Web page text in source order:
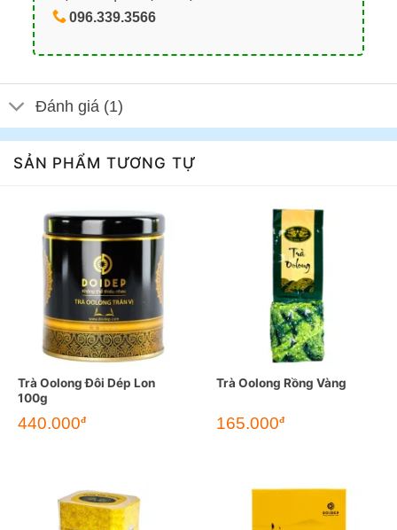
096.339.3566
Đánh giá (1)
SẢN PHẨM TƯƠNG TỰ
Trà Oolong Đôi Dép Lon
100g
440.000đ
Trà Oolong Rồng Vàng
165.000đ